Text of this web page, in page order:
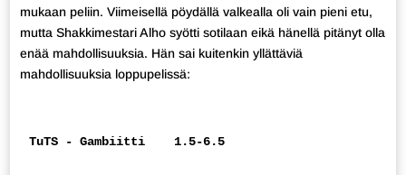
mukaan peliin. Viimeisellä pöydällä valkealla oli vain pieni etu,
mutta Shakkimestari Alho syötti sotilaan eikä hänellä pitänyt olla
enää mahdollisuuksia. Hän sai kuitenkin yllättäviä
mahdollisuuksia loppupelissä:
TuTS - Gambiitti    1.5-6.5